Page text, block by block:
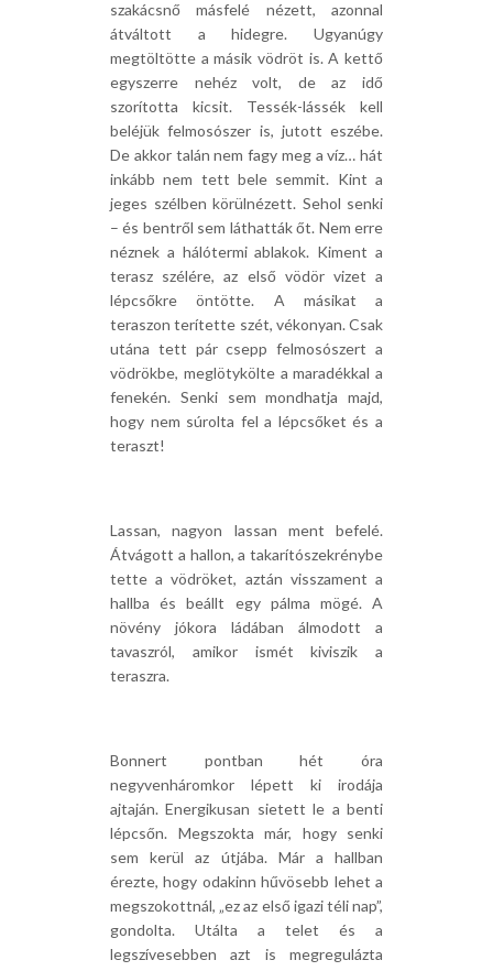
szakácsnő másfelé nézett, azonnal
átváltott a hidegre. Ugyanúgy
megtöltötte a másik vödröt is. A kettő
egyszerre nehéz volt, de az idő
szorította kicsit. Tessék-lássék kell
beléjük felmosószer is, jutott eszébe.
De akkor talán nem fagy meg a víz… hát
inkább nem tett bele semmit. Kint a
jeges szélben körülnézett. Sehol senki
– és bentről sem láthatták őt. Nem erre
néznek a hálótermi ablakok. Kiment a
terasz szélére, az első vödör vizet a
lépcsőkre öntötte. A másikat a
teraszon terítette szét, vékonyan. Csak
utána tett pár csepp felmosószert a
vödrökbe, meglötykölte a maradékkal a
fenekén. Senki sem mondhatja majd,
hogy nem súrolta fel a lépcsőket és a
teraszt!
Lassan, nagyon lassan ment befelé.
Átvágott a hallon, a takarítószekrénybe
tette a vödröket, aztán visszament a
hallba és beállt egy pálma mögé. A
növény jókora ládában álmodott a
tavaszról, amikor ismét kiviszik a
teraszra.
Bonnert pontban hét óra
negyvenháromkor lépett ki irodája
ajtaján. Energikusan sietett le a benti
lépcsőn. Megszokta már, hogy senki
sem kerül az útjába. Már a hallban
érezte, hogy odakinn hűvösebb lehet a
megszokottnál, „ez az első igazi téli nap”,
gondolta. Utálta a telet és a
legszívesebben azt is megregulázta